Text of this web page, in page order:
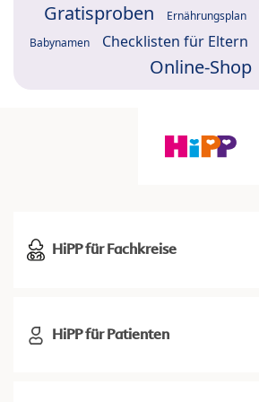
Gratisproben Ernährungsplan
Babynamen Checklisten für Eltern
Online-Shop
HiPP für Fachkreise
HiPP für Patienten